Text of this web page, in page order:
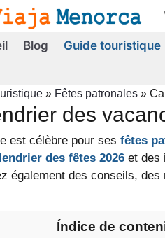
Blog Guide touristique
» Fêtes patronales »
des
est célèbre pour ses fêtes
des fêtes 2026 et des
également des conseils,
Índice de